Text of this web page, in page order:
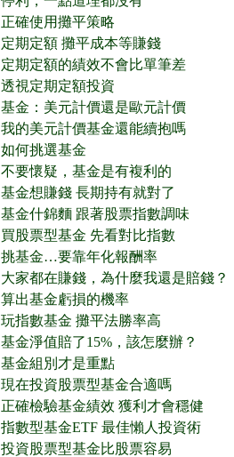
正確使用攤平策略
定期定額 攤平成本等賺錢
定期定額的績效不會比單筆差
透視定期定額投資
基金：美元計價還是歐元計價
我的美元計價基金還能續抱嗎
如何挑選基金
不要懷疑，基金是有複利的
基金想賺錢 長期持有就對了
基金什錦麵 跟著股票指數調味
買股票型基金 先看對比指數
挑基金…要靠年化報酬率
大家都在賺錢，為什麼我還是賠錢？
算出基金虧損的機率
玩指數基金 攤平法勝率高
基金淨值賠了15%，該怎麼辦？
基金組別才是重點
現在投資股票型基金合適嗎
正確檢驗基金績效 獲利才會穩健
指數型基金ETF 最佳懶人投資術
投資股票型基金比股票容易